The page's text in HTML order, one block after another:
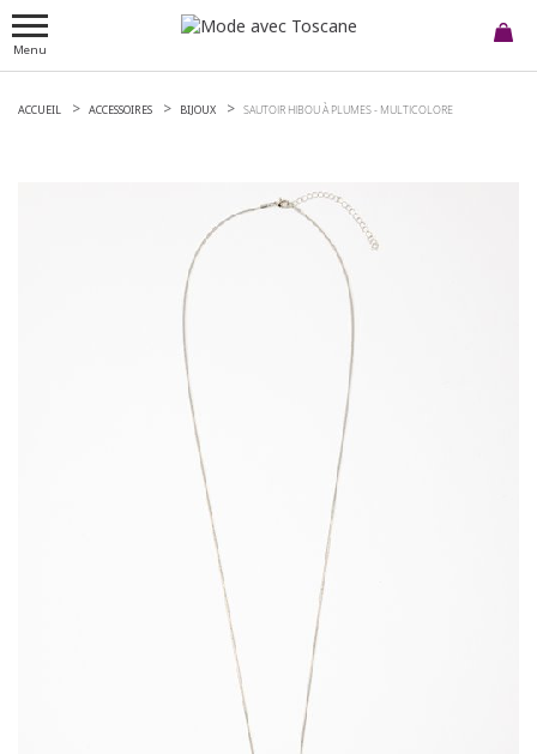
Menu
ACCUEIL ACCESSOIRES BIJOUX SAUTOIR HIBOU À PLUMES - MULTICOLORE